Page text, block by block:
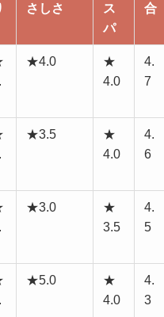
さしさ
ス
パ
合
★4.0
★
4.0
4.
7
★3.5
★
4.0
4.
6
★3.0
★
3.5
4.
5
★5.0
★
4.0
4.
3